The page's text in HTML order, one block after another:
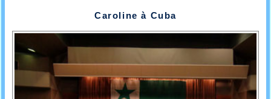
Caroline à Cuba